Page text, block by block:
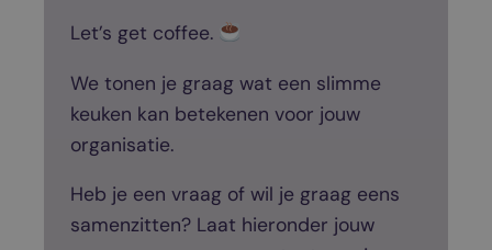
Let’s get coffee.
We tonen je graag wat een slimme
keuken kan betekenen voor jouw
organisatie.
Heb je een vraag of wil je graag eens
samenzitten? Laat hieronder jouw